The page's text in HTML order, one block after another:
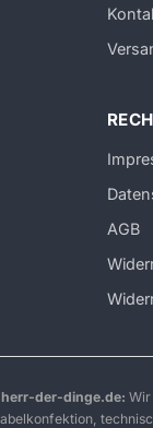
AGB
herr-der-dinge.de: Wir